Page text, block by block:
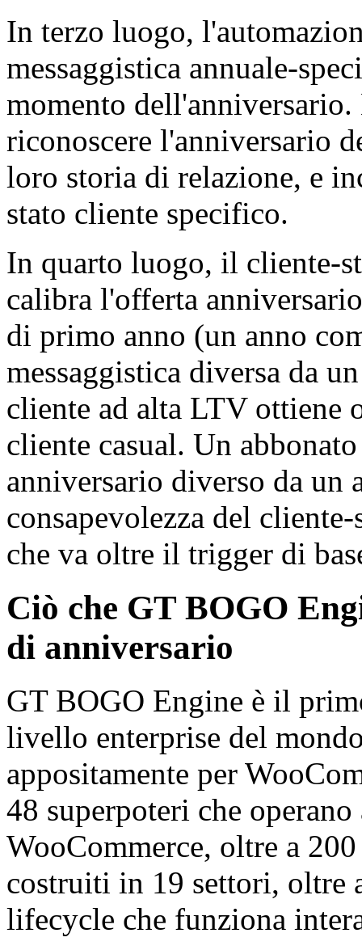
In terzo luogo,
messaggistica annuale-
momento
riconoscere l'anniversario
loro storia di relazione, e
stato cliente specifico.
In quarto luogo, il cliente-
calibra l'offerta
di primo anno (un anno
messaggistica diversa da
cliente ad alta LTV ottiene
cliente casual. Un
anniversario diverso da un
consapevolezza del
che va oltre il trigger di
Ciò che GT BOGO
di anniversario
GT BOGO Engine è il
livello enterprise del
appositamente per
48 superpoteri che
WooCommerce, oltre a
costruiti in 19 settori, oltre
lifecycle che funziona